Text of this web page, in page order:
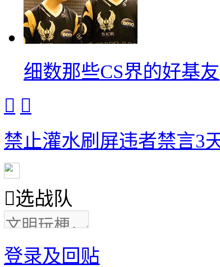
细数那些CS界的好基友
 
禁止灌水刷屏违者禁言3
选战队
登录及回贴